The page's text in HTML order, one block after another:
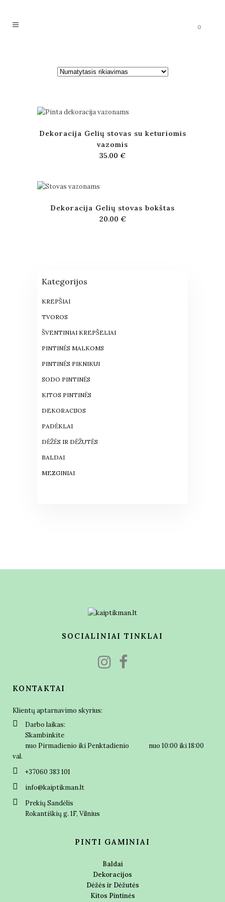
0
Dekoracija Gelių stovas su keturiomis
vazomis
35.00 €
Dekoracija Gelių stovas bokštas
20.00 €
Kategorijos
KREPŠIAI
TVOROS
ŠVENTINIAI KREPŠELIAI
PINTINĖS MALKOMS
PINTINĖS PIKNIKUI
SODO PINTINĖS
KITOS PINTINĖS
DEKORACIJOS
PADĖKLAI
DĖŽĖS IR DĖŽUTĖS
BALDAI
MEZGINIAI
SOCIALINIAI TINKLAI
KONTAKTAI
Klientų aptarnavimo skyrius:
Darbo laikas:
Skambinkite
nuo Pirmadienio iki Penktadienio nuo 10:00 iki 18:00
val.
+37060 383 101
info@kaiptikman.lt
Prekių Sandėlis
Rokantiškių g. 1F, Vilnius
PINTI GAMINIAI
Baldai
Dekoracijos
Dėžės ir Dėžutės
Kitos Pintinės